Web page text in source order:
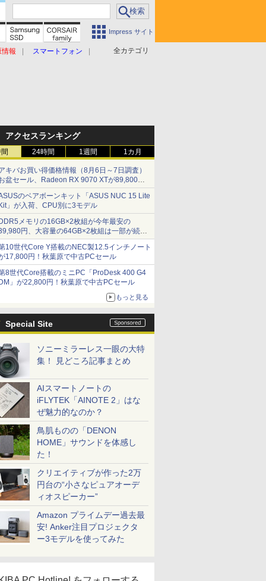
Impress サイト
全カテゴリ
情報 スマートフォン
アクセスランキング
24時間 1週間 1カ月
キバお買い得価格情報（8月6日～7日調査）
盆セール、Radeon RX 9070 XTが89,800
、水平周波数24.8kHz対応の17型モニターが
円、暑さ指数連動セール ほか
のベアボーンキット「ASUS NUC 15 Lite
」が入荷、CPU別に3モデル
メモリの16GB×2枚組が今年最安の
円、大容量の64GB×2枚組は一部が続騰
月前半のメモリ価格]
10世代Core Y搭載のNEC製12.5インチノート
17,800円！秋葉原で中古PCセール
8世代Core搭載のミニPC「ProDesk 400 G4
」が22,800円！秋葉原で中古PCセール
もっと見る
Special Site
ソニーミラーレス一眼の大特
集！ 見どころ記事まとめ
AIスマートノートの
iFLYTEK「AINOTE 2」はな
ぜ魅力的なのか？
鳥肌ものの「DENON
HOME」サウンドを体感し
た！
クリエイティブが作った2万
円台の“小さなピュアオーデ
ィオスピーカー”
Amazon プライムデー過去最
安! Anker注目プロジェクタ
ー3モデルを使ってみた